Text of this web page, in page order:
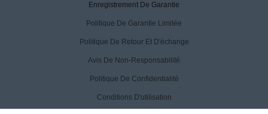
Enregistrement De Garantie
Politique De Garantie Limitée
Politique De Retour Et D'échange
Avis De Non-Responsabilité
Politique De Confidentialité
Conditions D'utilisation